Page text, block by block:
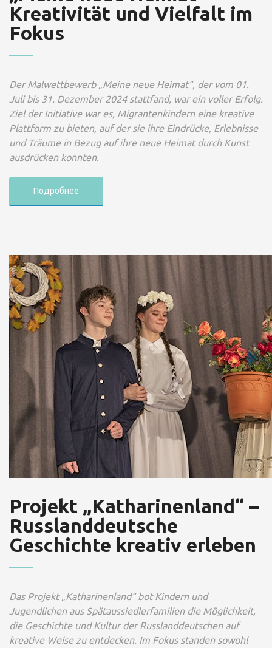
Kreativität und Vielfalt im
Fokus
Der Malwettbewerb „Meine neue Heimat“, der vom 01.
Juli bis 31. Dezember 2024 stattfand, war ein voller Erfolg.
Ziel der Initiative war es, Migrantenkindern eine kreative
Plattform zu bieten, auf der sie ihre Eindrücke, Erlebnisse
und Träume in Bezug auf ihre neue Heimat durch Kunst
ausdrücken konnten.
Подробнее
Projekt „Katharinenland“ –
Russlanddeutsche
Geschichte kreativ erleben
Das Projekt „Katharinenland“ bot Kindern und
Jugendlichen aus Spätaussiedlerfamilien die Möglichkeit,
die Geschichte und Kultur der Russlanddeutschen auf
kreative Weise zu entdecken. Im Fokus standen sowohl